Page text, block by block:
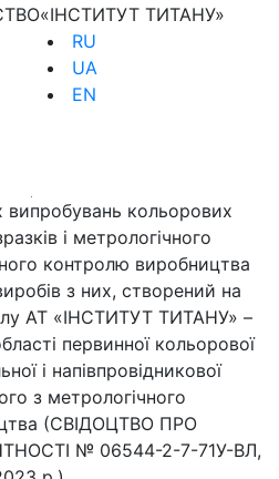
«ІНСТИТУТ ТИТАНУ»
RU
UA
EN
випробувань кольорових
і метрологічного
контролю виробництва
з них, створений на
АТ «ІНСТИТУТ ТИТАНУ» –
первинної кольорової
і напівпровідникової
з метрологічного
(СВІДОЦТВО ПРО
№ 06544-2-7-71У-ВЛ,